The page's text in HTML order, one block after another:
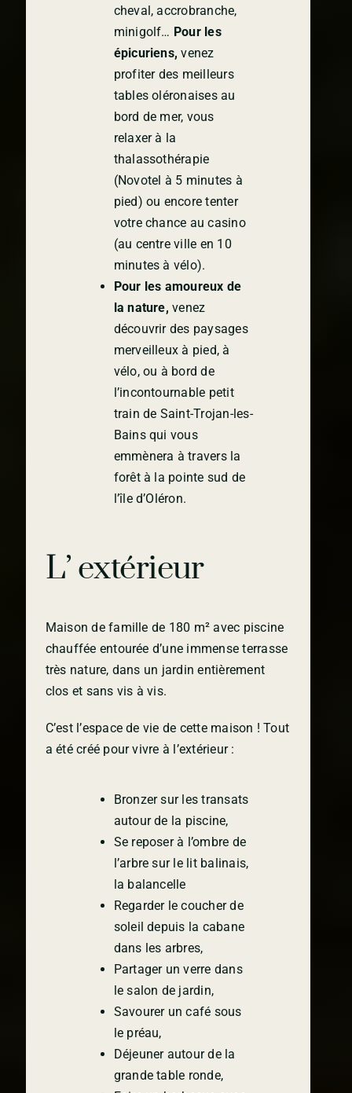
cheval, accrobranche,
minigolf… Pour les
épicuriens, venez
profiter des meilleurs
tables oléronaises au
bord de mer, vous
relaxer à la
thalassothérapie
(Novotel à 5 minutes à
pied) ou encore tenter
votre chance au casino
(au centre ville en 10
minutes à vélo).
Pour les amoureux de
la nature,venez
découvrir des paysages
merveilleux à pied, à
vélo, ou à bord de
l’incontournable petit
train de Saint-Trojan-les-
Bains qui vous
emmènera à travers la
forêt à la pointe sud de
l’île d’Oléron.
L’ extérieur
Maison de famille de 180 m² avec piscine
chauffée entourée d’une immense terrasse
très nature, dans un jardin entièrement
clos et sans vis à vis.
C’est l’espace de vie de cette maison ! Tout
a été créé pour vivre à l’extérieur :
Bronzer sur les transats
autour de la piscine,
Se reposer à l’ombre de
l’arbre sur le lit balinais,
la balancelle
Regarder le coucher de
soleil depuis la cabane
dans les arbres,
Partager un verre dans
le salon de jardin,
Savourer un café sous
le préau,
Déjeuner autour de la
grande table ronde,